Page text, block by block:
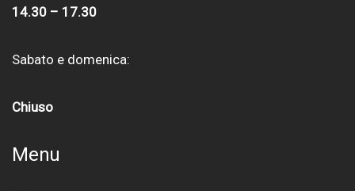
14.30 – 17.30
Sabato e domenica:
Chiuso
Menu